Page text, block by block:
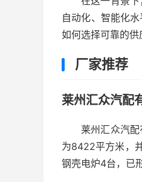
自动化、智能化
如何选择可靠的供
厂家推荐
莱州汇众汽配
莱州汇众汽
为8422平方米，
钢壳电炉4台，已